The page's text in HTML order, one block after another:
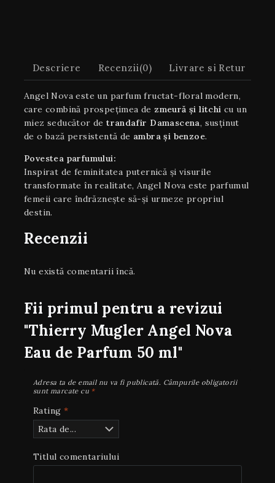
Descriere Recenzii(0) Livrare si Retur
Angel Nova este un parfum fructat-floral modern,
care combină prospețimea de zmeură și litchi cu un
miez seducător detrandafir Damascena, susținut
de o bază persistentă de ambra și benzoe.
Povestea parfumului:
Inspirat de feminitatea puternică și visurile
transformate în realitate, Angel Nova este parfumul
femeii care îndrăznește să-și urmeze propriul
destin.
Recenzii
Nu există comentarii încă.
Fii primul pentru a revizui
"Thierry Mugler Angel Nova
Eau de Parfum 50 ml"
Adresa ta de email nu va fi publicată. Câmpurile obligatorii
sunt marcate cu *
Rating *
Titlul comentariului